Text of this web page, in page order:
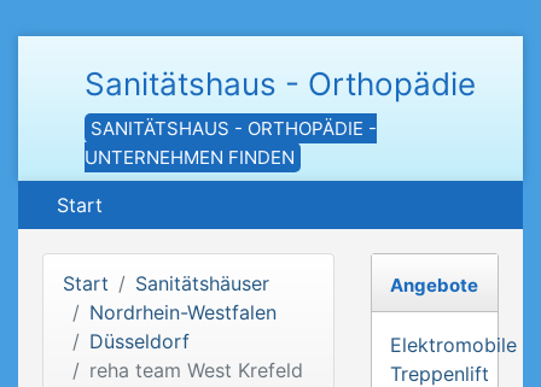
Sanitätshaus - Orthopädie
SANITÄTSHAUS - ORTHOPÄDIE -
UNTERNEHMEN FINDEN
Start
Start
Sanitätshäuser
Nordrhein-Westfalen
Düsseldorf
reha team West Krefeld
Angebote
Elektromobile
Treppenlift